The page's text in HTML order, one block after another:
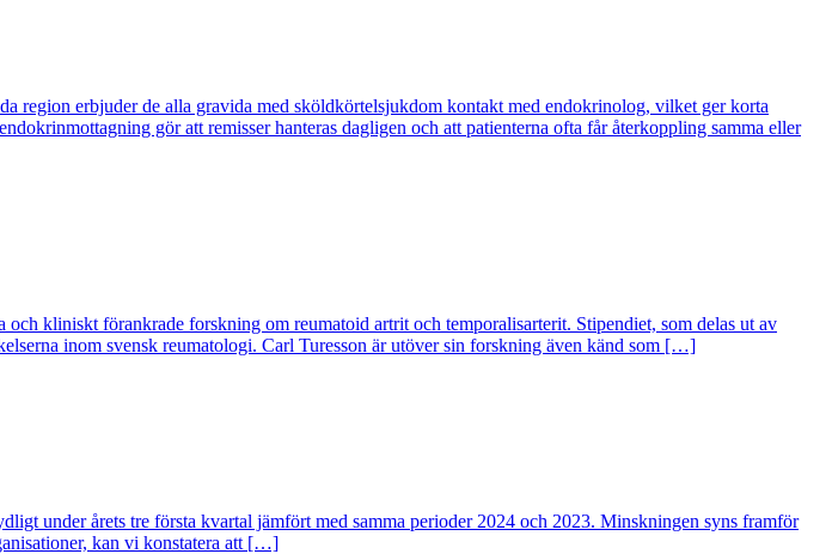
region erbjuder de alla gravida med sköldkörtelsjukdom kontakt med endokrinolog, vilket ger korta
gör att remisser hanteras dagligen och att patienterna ofta får återkoppling samma eller
kliniskt förankrade forskning om reumatoid artrit och temporalisarterit. Stipendiet, som delas ut av
inom svensk reumatologi. Carl Turesson är utöver sin forskning även känd som […]
under årets tre första kvartal jämfört med samma perioder 2024 och 2023. Minskningen syns framför
kan vi konstatera att […]